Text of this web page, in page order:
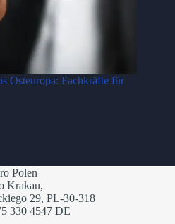
Osteuropa: Fachkräfte für
Polen
Krakau,
29, PL-30-318
330 4547 DE